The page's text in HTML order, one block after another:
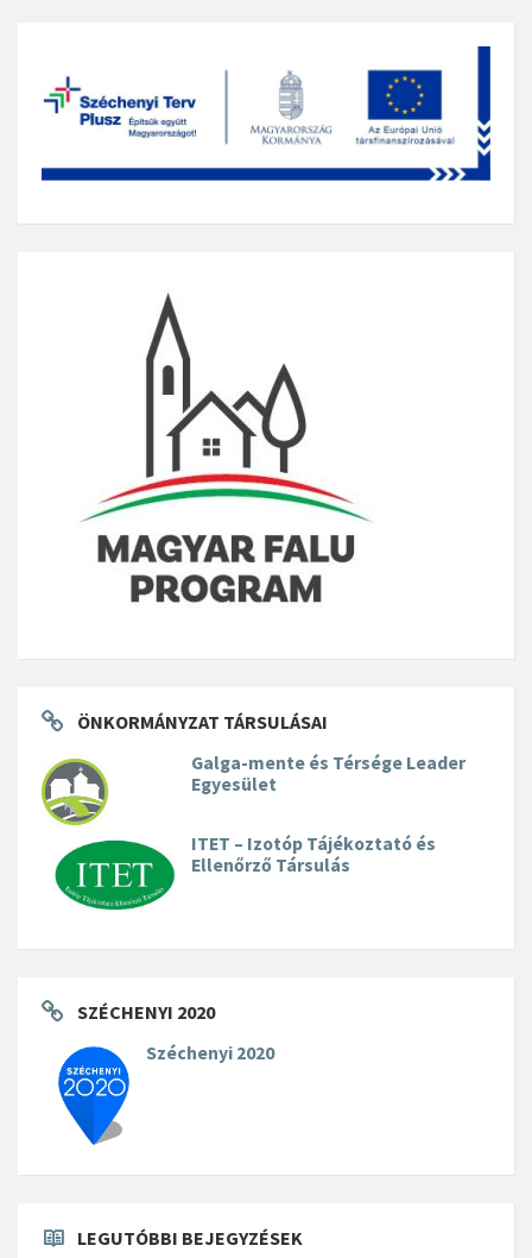
ÖNKORMÁNYZAT TÁRSULÁSAI
Galga-mente és Térsége Leader
Egyesület
ITET – Izotóp Tájékoztató és
Ellenőrző Társulás
SZÉCHENYI 2020
Széchenyi 2020
LEGUTÓBBI BEJEGYZÉSEK